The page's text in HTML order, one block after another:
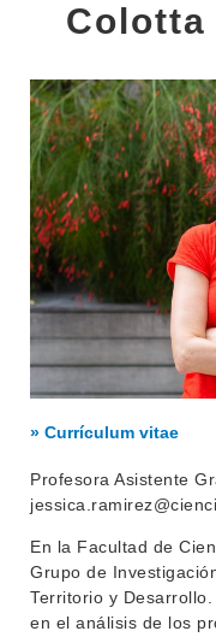
Colotta
» Currículum vitae
Profesora Asistente
En la Facultad de
Grupo de
Territorio y
en el análisis de los